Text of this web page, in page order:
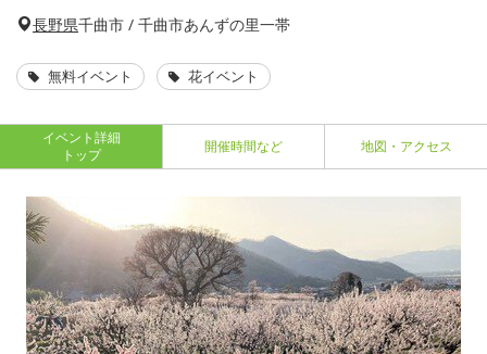
長野県千曲市 / 千曲市あんずの里一帯
無料イベント 花イベント
イベント詳細
トップ
開催時間など 地図・アクセス